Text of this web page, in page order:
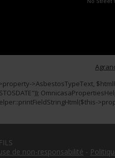
>AsbestosTypeText,
de non-responsabilité -